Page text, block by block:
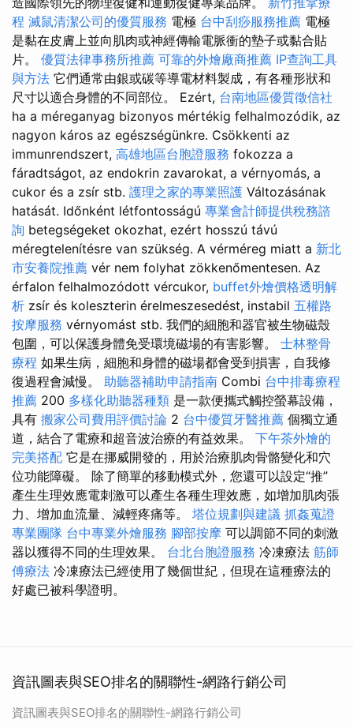
程 滅鼠清潔公司的優質服務 電極 台中刮痧服務推薦 電極
是黏在皮膚上並向肌肉或神經傳輸電脈衝的墊子或黏合貼
片。 優質法律事務所推薦 可靠的外燴廠商推薦 IP查詢工具
與方法 它們通常由銀或碳等導電材料製成，有各種形狀和
尺寸以適合身體的不同部位。 Ezért, 台南地區優質徵信社
ha a méreganyag bizonyos mértékig felhalmozódik, az
nagyon káros az egészségünkre. Csökkenti az
immunrendszert, 高雄地區台胞證服務 fokozza a
fáradtságot, az endokrin zavarokat, a vérnyomás, a
cukor és a zsír stb. 護理之家的專業照護 Változásának
hatását. Időnként létfontosságú 專業會計師提供稅務諮
詢 betegségeket okozhat, ezért hosszú távú
méregtelenítésre van szükség. A vérméreg miatt a 新北
市安養院推薦 vér nem folyhat zökkenőmentesen. Az
érfalon felhalmozódott vércukor, buffet外燴價格透明解
析 zsír és koleszterin érelmeszesedést, instabil 五權路
按摩服務 vérnyomást stb. 我們的細胞和器官被生物磁殼
包圍，可以保護身體免受環境磁場的有害影響。 士林整骨
療程 如果生病，細胞和身體的磁場都會受到損害，自我修
復過程會減慢。 助聽器補助申請指南 Combi 台中排毒療程
推薦 200 多樣化助聽器種類 是一款便攜式觸控螢幕設備，
具有 搬家公司費用評價討論 2 台中優質牙醫推薦 個獨立通
道，結合了電療和超音波治療的有益效果。 下午茶外燴的
完美搭配 它是在挪威開發的，用於治療肌肉骨骼變化和穴
位功能障礙。 除了簡單的移動模式外，您還可以設定“推”
產生生理效應電刺激可以產生各種生理效應，如增加肌肉張
力、增加血流量、減輕疼痛等。 塔位規劃與建議 抓姦蒐證
專業團隊 台中專業外燴服務 腳部按摩 可以調節不同的刺激
器以獲得不同的生理效果。 台北台胞證服務 冷凍療法 筋師
傅療法 冷凍療法已經使用了幾個世紀，但現在這種療法的
好處已被科學證明。
資訊圖表與SEO排名的關聯性-網路行銷公司
資訊圖表與SEO排名的關聯性-網路行銷公司